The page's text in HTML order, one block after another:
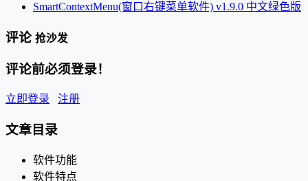
SmartContextMenu(窗口右键菜单软件) v1.9.0 中文绿色版
评论 抢沙发
评论前必须登录！
立即登录 注册
文章目录
软件功能
软件特点